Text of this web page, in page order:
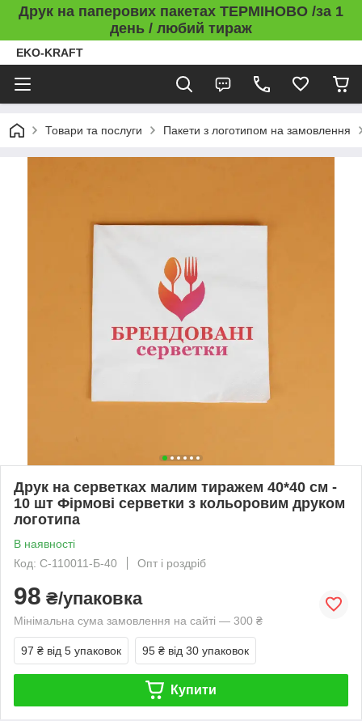
Друк на паперових пакетах ТЕРМІНОВО /за 1
день / любий тираж
EKO-KRAFT
Товари та послуги Пакети з логотипом на замовлення
Друк на серветках малим тиражем 40*40 см -
10 шт Фірмові серветки з кольоровим друком
логотипа
В наявності
Код: С-110011-Б-40
Опт і роздріб
98 ₴/упаковка
Мінімальна сума замовлення на сайті — 300 ₴
97 ₴ від 5 упаковок 95 ₴ від 30 упаковок
Купити